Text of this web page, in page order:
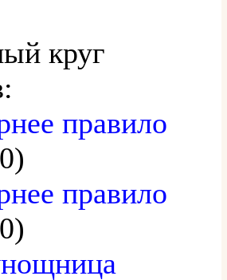
круг
правило
правило